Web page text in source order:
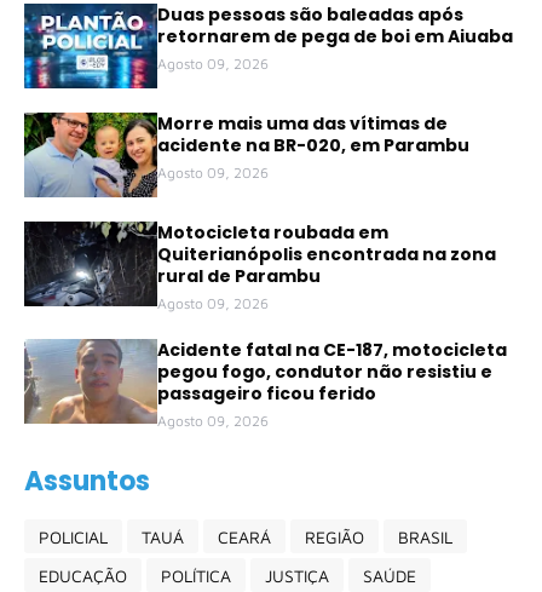
Duas pessoas são baleadas após
retornarem de pega de boi em Aiuaba
Agosto 09, 2026
Morre mais uma das vítimas de
acidente na BR-020, em Parambu
Agosto 09, 2026
Motocicleta roubada em
Quiterianópolis encontrada na zona
rural de Parambu
Agosto 09, 2026
Acidente fatal na CE-187, motocicleta
pegou fogo, condutor não resistiu e
passageiro ficou ferido
Agosto 09, 2026
Assuntos
POLICIAL TAUÁ CEARÁ REGIÃO
BRASIL
EDUCAÇÃO
POLÍTICA JUSTIÇA
SAÚDE